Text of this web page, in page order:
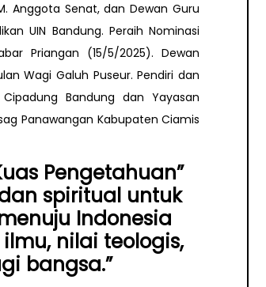
Anggota Senat, dan Dewan Guru
UIN Bandung. Peraih Nominasi
Priangan (15/5/2025). Dewan
Wagi Galuh Puseur. Pendiri dan
Bandung dan Yayasan
Panawangan Kabupaten Ciamis
Pengetahuan”
spiritual untuk
Indonesia
nilai teologis,
bangsa.”